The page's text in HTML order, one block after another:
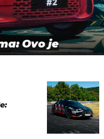
Ovo je